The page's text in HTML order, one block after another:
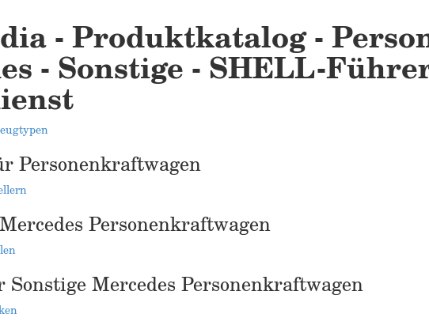
- Produktkatalog -
- Sonstige - SHELL-
Personenkraftwagen
Personenkraftwagen
Mercedes Personenkraftwagen